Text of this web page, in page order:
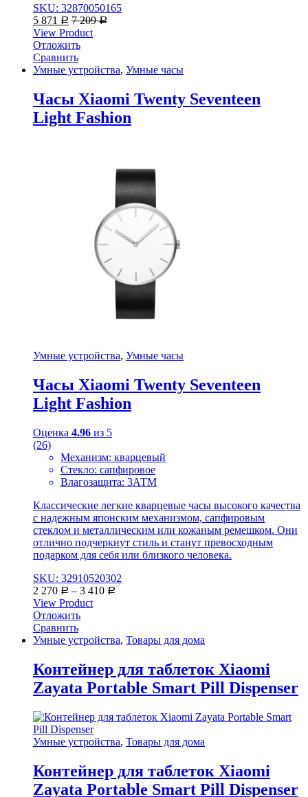
SKU: 32870050165
5 871
Р 7 209Р
View Product
Отложить
Сравнить
Умные устройства, Умные часы
Часы Xiaomi Twenty Seventeen
Light Fashion
Умные устройства, Умные часы
Часы Xiaomi Twenty Seventeen
Light Fashion
Оценка 4.96 из 5
(26)
Механизм: кварцевый
Стекло: сапфировое
Влагозащита: 3АТМ
Классические легкие кварцевые часы высокого качества
с надежным японским механизмом, сапфировым
стеклом и металлическим или кожаным ремешком. Они
отлично подчеркнут стиль и станут превосходным
подарком для себя или близкого человека.
SKU: 32910520302
2 270 Р – 3 410 Р
View Product
Отложить
Сравнить
Умные устройства, Товары для дома
Контейнер для таблеток Xiaomi
Zayata Portable Smart Pill Dispenser
Умные устройства, Товары для дома
Контейнер для таблеток Xiaomi
Zayata Portable Smart Pill Dispenser